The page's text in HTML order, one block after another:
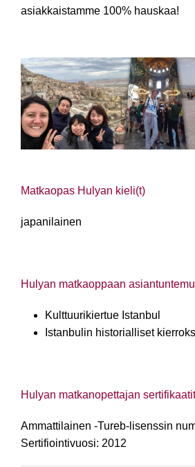
asiakkaistamme 100% hauskaa!
Matkaopas Hulyan kieli(t)
japanilainen
Hulyan matkaoppaan
Kulttuurikiertue Istanbul
Istanbulin historialliset
Hulyan matkanopettajan sertifikaatit
Ammattilainen -Tureb-lisenssin
Sertifiointivuosi: 2012